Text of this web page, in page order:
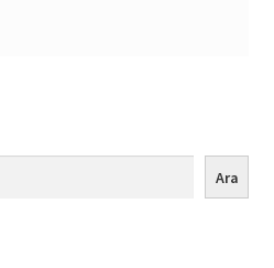
Ara